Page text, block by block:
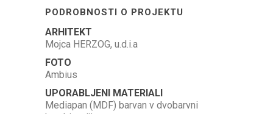
PODROBNOSTI O PROJEKTU
ARHITEKT
Mojca HERZOG, u.d.i.a
FOTO
Ambius
UPORABLJENI MATERIALI
Mediapan (MDF) barvan v dvobarvni